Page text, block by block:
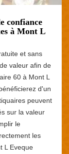
confiance
à Mont L
et sans
valeur afin de
60 à Mont L
d'un
peuvent
sur la valeur
le
les
L Eveque